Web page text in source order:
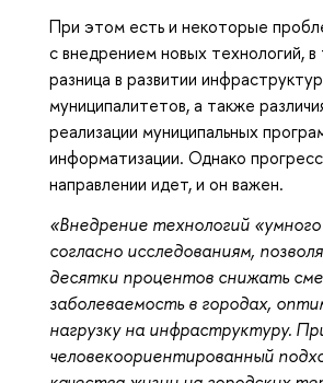
При этом есть и некоторые
с внедрением новых технологий, в
разница в развитии
муниципалитетов, а также
реализации муниципальных
информатизации. Однако
направлении идет, и он важен.
«Внедрение технологий
согласно исследованиям,
десятки процентов снижать
заболеваемость в городах,
нагрузку на инфраструктуру.
человекоориентированный